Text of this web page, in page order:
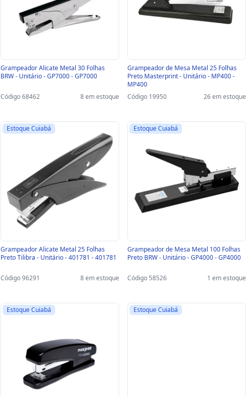
Grampeador Alicate Metal 30 Folhas
BRW - Unitário - GP7000 - GP7000
Código 68462 8 em estoque
Grampeador de Mesa Metal 25 Folhas
Preto Masterprint - Unitário - MP400 -
MP400
Código 19950
26 em estoque
Estoque Cuiabá
Grampeador Alicate Metal 25 Folhas
Preto Tilibra - Unitário - 401781 - 401781
Código 96291 8 em estoque
Estoque Cuiabá
Grampeador de Mesa Metal 100 Folhas
Preto BRW - Unitário - GP4000 - GP4000
Código 58526 1 em estoque
Estoque Cuiabá Estoque Cuiabá